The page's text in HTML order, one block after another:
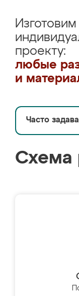
проекту:
любые
и
Часто
Схема